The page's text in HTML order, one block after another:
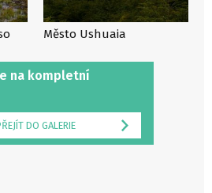
na kompletní
DO GALERIE
Město Ushuaia